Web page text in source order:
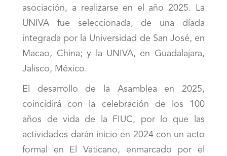
asociación, a realizarse en el año 2025. La
UNIVA fue seleccionada, de una díada
integrada por la Universidad de San José, en
Macao, China; y la UNIVA, en Guadalajara,
Jalisco, México.
El desarrollo de la Asamblea en 2025,
coincidirá con la celebración de los 100
años de vida de la FIUC, por lo que las
actividades darán inicio en 2024 con un acto
formal en El Vaticano, enmarcado por el